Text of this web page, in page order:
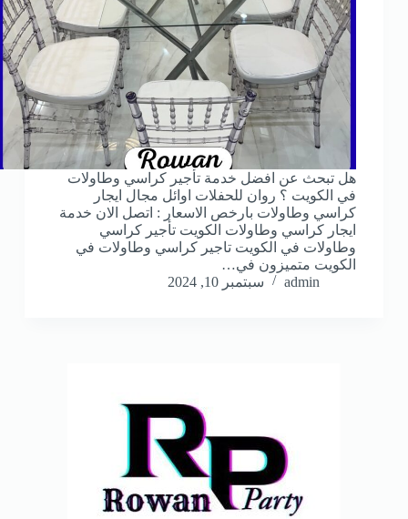
هل تبحث عن افضل خدمة تأجير كراسي وطاولات
في الكويت ؟ روان للحفلات اوائل مجال ايجار
كراسي وطاولات بارخص الاسعار : اتصل الان خدمة
ايجار كراسي وطاولات الكويت تأجير كراسي
وطاولات في الكويت تاجير كراسي وطاولات في
الكويت متميزون في…
admin
سبتمبر 10, 2024